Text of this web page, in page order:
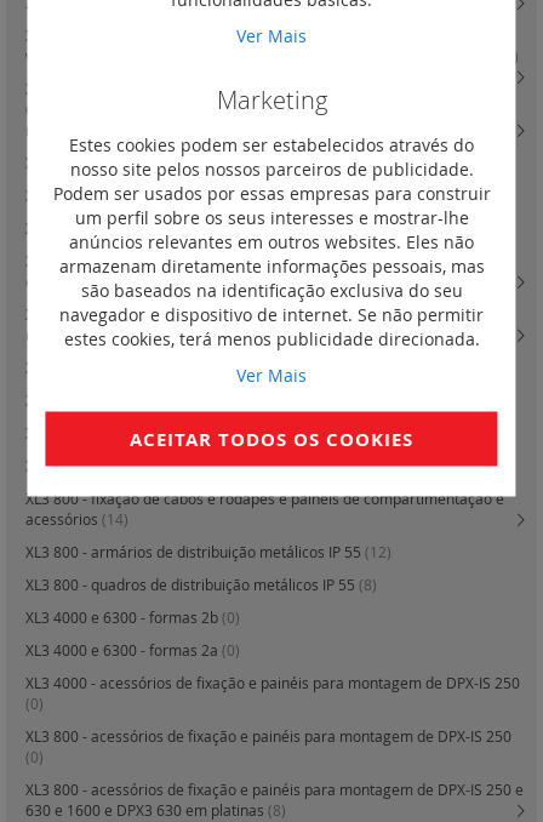
XL3 4000 - acessórios de fixação e painéis para montagem de DPX3 630
versão fixa e tomadas frontais ou posteriores em platinas reguláveis
(16)
XL3 4000 - acessórios de fixação e painéis para montagem de DPX3
630 versão extraível ou seccionáveis e inversor de rede em platinas
reguláveis
XL3 160 - quadros de distribuição salientes metálicos e isolantes(0)
XL3 160 - quadros de distribuição de encastrar metálicos (0)
XL3 400 - quadros (0)
XL3 160 - quadros de distribuição salientes metálicos e isolantes e
completos - 24 módulos por fila
(17)
XL3 400 - quadros e armários e celas de distribuição componíveis - 24
módulos por fila(26)
XL3 800 - fixação de cabos
XL3 400 - acessórios de fixação e painéis para montagem modular
XL3 800 - quadros de distribuição metálicos (0)
XL3 800 - armários de distribuição metálicos(19)
XL3 800 - fixação de cabos e rodapés e painéis de compartimentação e
acessórios (14)
XL3 800 - armários de distribuição metálicos IP 55 (12)
XL3 800 - quadros de distribuição metálicos IP 55 (8)
XL3 4000 e 6300 - formas 2b(0)
XL3 4000 e 6300 - formas 2a (0)
XL3 4000 - acessórios de fixação e painéis para montagem de DPX-IS 250
(0)
XL3 800 - acessórios de fixação e painéis para montagem de DPX-IS 250
(0)
XL3 800 - acessórios de fixação e painéis para montagem de DPX-IS 250 e
630 e 1600 e DPX3 630 em platinas (8)
Ver Mais
Marketing
Estes cookies podem ser estabelecidos através do
nosso site pelos nossos parceiros de publicidade.
Podem ser usados por essas empresas para construir
um perfil sobre os seus interesses e mostrar-lhe
anúncios relevantes em outros websites. Eles não
armazenam diretamente informações pessoais, mas
são baseados na identificação exclusiva do seu
navegador e dispositivo de internet. Se não permitir
estes cookies, terá menos publicidade direcionada.
Ver Mais
ACEITAR TODOS OS COOKIES